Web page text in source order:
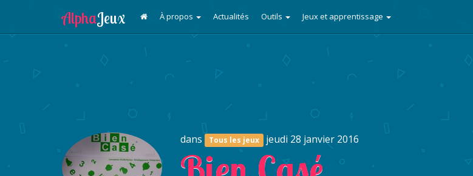
À propos Actualités Outils Jeux et apprentissage
dans Tous les jeux jeudi 28 janvier 2016